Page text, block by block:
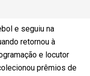
e seguiu na
retornou à
e locutor
prêmios de